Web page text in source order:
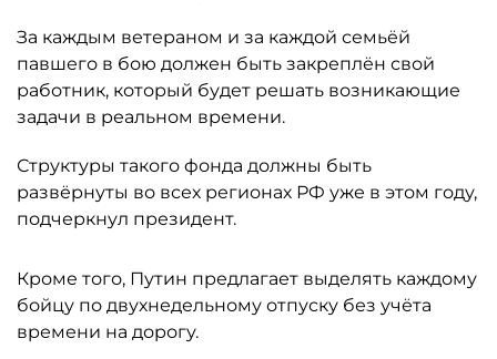
За каждым ветераном и за каждой семьёй
павшего в бою должен быть закреплён свой
работник, который будет решать возникающие
задачи в реальном времени.
Структуры такого фонда должны быть
развёрнуты во всех регионах РФ уже в этом году,
подчеркнул президент.
Кроме того, Путин предлагает выделять каждому
бойцу по двухнедельному отпуску без учёта
времени на дорогу.